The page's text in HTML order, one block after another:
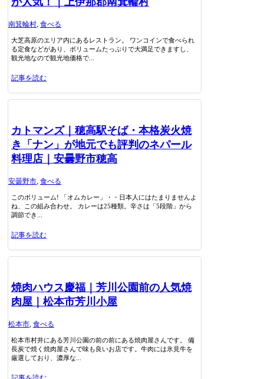
南箕輪村, 食べる
大芝高原のエリア内にあるレストラン。 ワンコインで食べられ
る定食などがあり、ボリュームたっぷりで大満足できますし、
観光地なので観光地価格で...
記事を読む
カトマンズ｜穂高駅そば・本格炭火焼
き「ナン」が地元でも評判のネパール
料理店｜安曇野市穂高
安曇野市, 食べる
このボリューム! 「オムカレー」・・日本人にはたまりませんよ
ね、この組み合わせ。 カレーは25種類。辛さは「5段階」から
調節でき...
記事を読む
焼肉ハウス慶福｜芳川公園前の人気焼
肉屋｜松本市芳川小屋
松本市, 食べる
松本市村井にある芳川公園の前の前にある焼肉屋さんです。 備
長炭で焼く焼肉屋さんで味も良いお店です。牛肉には氷見牛を
厳選しており、濃厚な...